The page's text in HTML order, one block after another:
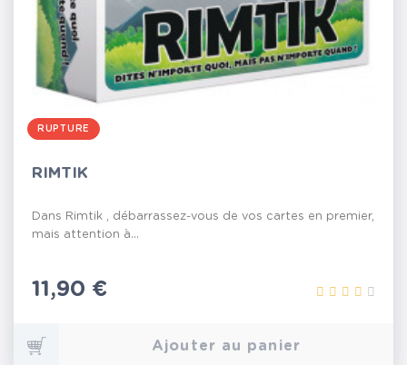
RUPTURE
RIMTIK
Dans Rimtik , débarrassez-vous de vos cartes en premier,
mais attention à...
Prix
11,90 €
Ajouter au panier